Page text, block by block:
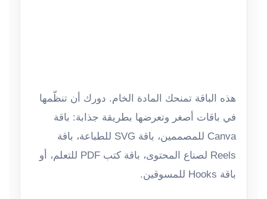
هذه الباقة تمنحك المادة الخام. دورك أن تنظّمها
في باقات أصغر وتعرضها بطريقة جذابة: باقة
Canva للمصممين، باقة SVG للطباعة، باقة
Reels لصناع المحتوى، باقة كتب PDF للتعلم، أو
باقة Hooks للمسوقين.